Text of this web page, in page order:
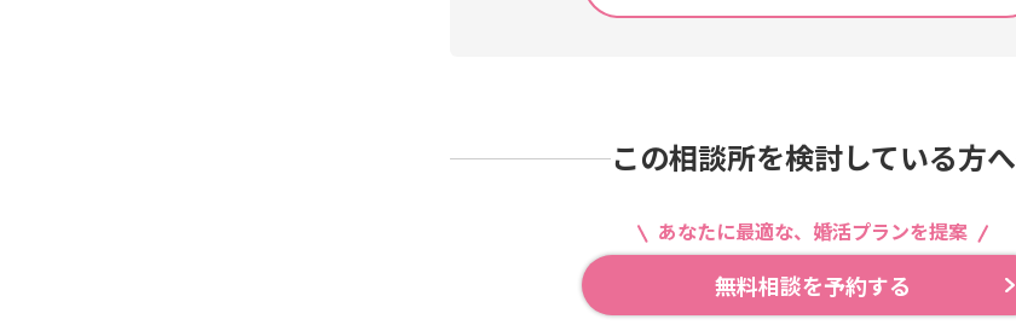
この相談所を検討している方へ
あなたに最適な、婚活プランを提案
無料相談を予約する